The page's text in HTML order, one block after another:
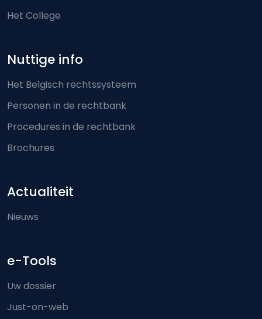
Het College
Nuttige info
Het Belgisch rechtssysteem
Personen in de rechtbank
Procedures in de rechtbank
Brochures
Actualiteit
Nieuws
e-Tools
Uw dossier
Just-on-web